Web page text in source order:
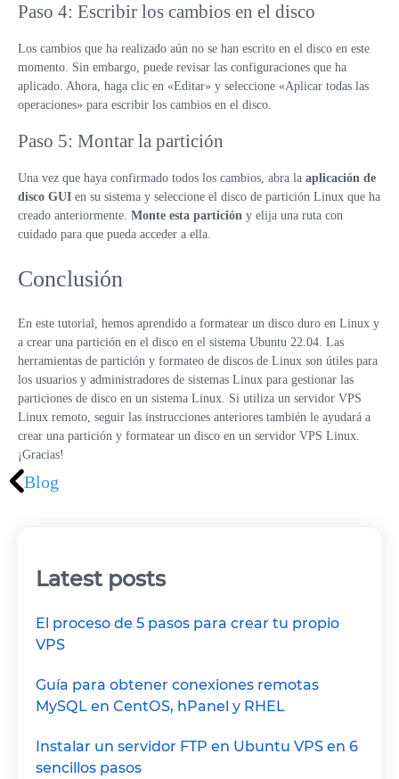
Paso 4: Escribir los cambios en el disco
Los cambios que ha realizado aún no se han escrito en el disco en este
momento. Sin embargo, puede revisar las configuraciones que ha
aplicado. Ahora, haga clic en «Editar» y seleccione «Aplicar todas las
operaciones» para escribir los cambios en el disco.
Paso 5: Montar la partición
Una vez que haya confirmado todos los cambios, abra la aplicación de
disco GUI en su sistema y seleccione el disco de partición Linux que ha
creado anteriormente. Monte esta partición y elija una ruta con
cuidado para que pueda acceder a ella.
Conclusión
En este tutorial, hemos aprendido a formatear un disco duro en Linux y
a crear una partición en el disco en el sistema Ubuntu 22.04. Las
herramientas de partición y formateo de discos de Linux son útiles para
los usuarios y administradores de sistemas Linux para gestionar las
particiones de disco en un sistema Linux. Si utiliza un servidor VPS
Linux remoto, seguir las instrucciones anteriores también le ayudará a
crear una partición y formatear un disco en un servidor VPS Linux.
¡Gracias!
Blog
Latest posts
El proceso de 5 pasos para crear tu propio
VPS
Guía para obtener conexiones remotas
MySQL en CentOS, hPanel y RHEL
Instalar un servidor FTP en Ubuntu VPS en 6
sencillos pasos